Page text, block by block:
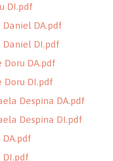
DI.pdf
Daniel DA.pdf
Daniel DI.pdf
Doru DA.pdf
Doru DI.pdf
Despina DA.pdf
Despina DI.pdf
DI.pdf